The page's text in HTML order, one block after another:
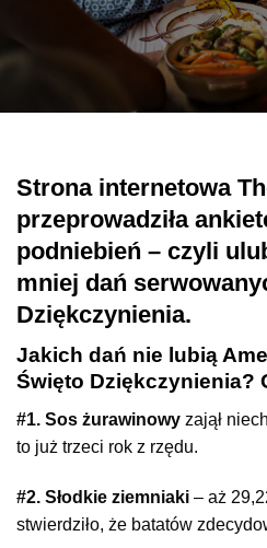
Strona internetowa
przeprowadziła
podniebień – czyli
mniej dań
Dziękczynienia.
Jakich dań nie lubią
Święto Dziękczynienia?
#1. Sos żurawinowy zajął
to już trzeci rok z rzędu.
#2. Słodkie ziemniaki – aż
stwierdziło, że batatów